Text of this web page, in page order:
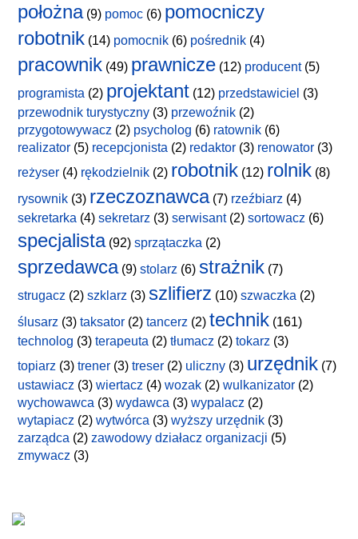
położna(9) pomoc (6) pomocniczy
robotnik (14) pomocnik (6) pośrednik (4)
pracownik (49) prawnicze (12) producent(5)
programista (2) projektant (12) przedstawiciel (3)
przewodnik turystyczny (3) przewoźnik (2)
przygotowywacz (2) psycholog (6) ratownik (6)
realizator (5) recepcjonista (2) redaktor (3) renowator (3)
reżyser (4) rękodzielnik (2) robotnik (12) rolnik (8)
rysownik (3) rzeczoznawca(7) rzeźbiarz (4)
sekretarka (4) sekretarz (3) serwisant(2) sortowacz (6)
specjalista(92) sprzątaczka (2)
sprzedawca(9) stolarz (6) strażnik (7)
strugacz (2) szklarz (3) szlifierz (10) szwaczka (2)
ślusarz (3) taksator (2) tancerz (2) technik (161)
technolog (3) terapeuta (2) tłumacz (2) tokarz (3)
topiarz (3) trener (3) treser (2) uliczny (3) urzędnik (7)
ustawiacz (3) wiertacz (4) wozak (2) wulkanizator (2)
wychowawca (3) wydawca (3) wypalacz (2)
wytapiacz (2) wytwórca (3) wyższy urzędnik (3)
zarządca (2) zawodowy działacz organizacji (5)
zmywacz (3)